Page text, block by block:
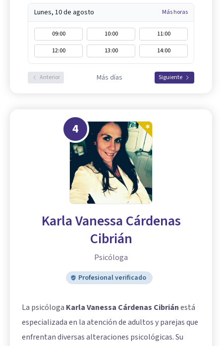
Lunes, 10 de agosto Más horas
09:00 10:00
11:00
12:00
13:00 14:00
Anterior Más días Siguiente
4
Karla Vanessa Cárdenas
Cibrián
Psicóloga
Profesional verificado
La psicóloga Karla Vanessa Cárdenas Cibriánestá
especializada en la atención de adultos y parejas que
enfrentan diversas alteraciones psicológicas. Su